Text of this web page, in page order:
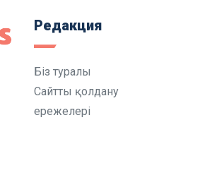
Редакция
Біз туралы
Сайтты қолдану
ережелері